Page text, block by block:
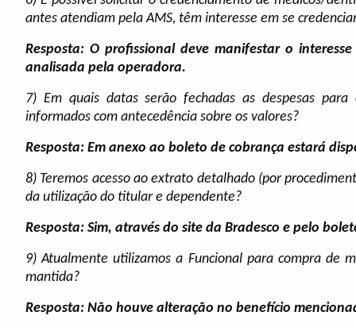
antes atendiam pela AMS, têm interesse em se
Resposta: O profissional deve manifestar o
analisada pela operadora.
7) Em quais datas serão fechadas as despesas
informados com antecedência sobre os valores?
Resposta: Em anexo ao boleto de cobrança estará
8) Teremos acesso ao extrato detalhado (por
da utilização do titular e dependente?
Resposta: Sim, através do site da Bradesco e pelo
9) Atualmente utilizamos a Funcional para compra de
mantida?
Resposta: Não houve alteração no benefício